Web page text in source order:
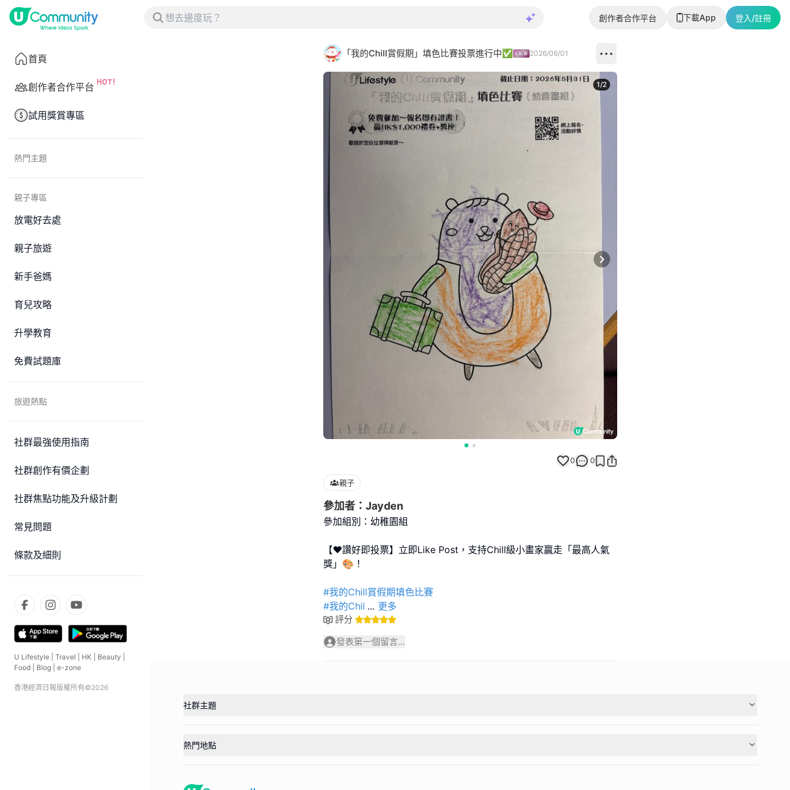
創作者合作平台 下載App 登入/註冊
首頁
創作者合作平台
試用獎賞專區
熱門主題
親子專區
放電好去處
親子旅遊
新手爸媽
育兒攻略
升學教育
免費試題庫
旅遊熱點
社群最強使用指南
社群創作有價企劃
社群焦點功能及升級計劃
常見問題
條款及細則
U Lifestyle Travel HK Beauty
Food
Blog e-zone
香港經濟日報版權所有©2026
「我的Chill賞假期」填色比賽投票進行中✅ 2026/06/01
Next slide
1/2
0 0
親子
參加者：Jayden
參加組別：幼稚園組
【❤️讚好即投票】立即Like Post，支持Chill級小畫家贏走「最高人氣
獎」🎨！
#我的Chill賞假期填色比賽
#我的Chil ... 更多
評分
發表第一個留言...
社群主題
熱門地點